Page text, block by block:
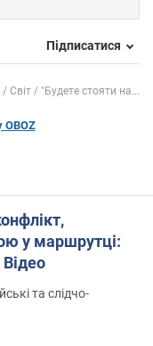
Підписатися
Світ "Будете стояти на...
OBOZ
у маршрутці:
та слідчо-